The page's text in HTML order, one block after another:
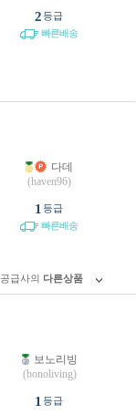
2등급
빠른배송
다데
(haven96)
1 등급
빠른배송
공급사의 다른상품
보노리빙
(bonoliving)
1 등급